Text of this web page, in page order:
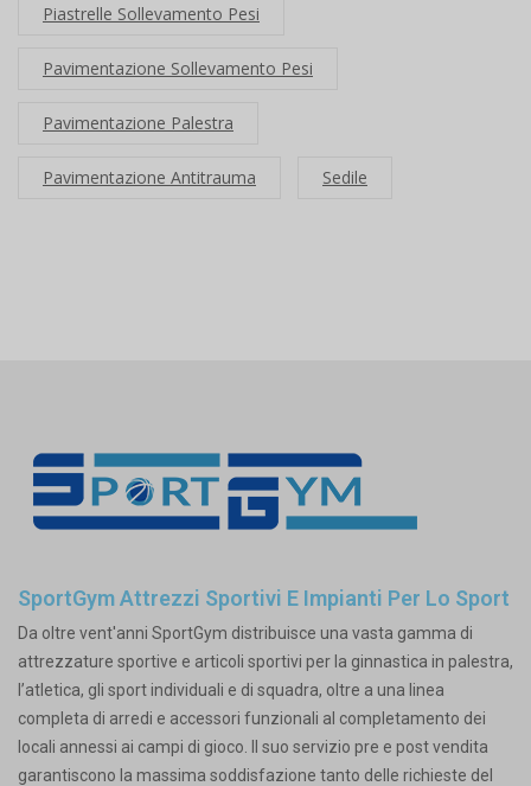
Piastrelle Sollevamento Pesi
Pavimentazione Sollevamento Pesi
Pavimentazione Palestra
Pavimentazione Antitrauma Sedile
SportGym Attrezzi Sportivi E Impianti Per Lo Sport
Da oltre vent'anni SportGym distribuisce una vasta gamma di
attrezzature sportive e articoli sportivi per la ginnastica in palestra,
l’atletica, gli sport individuali e di squadra, oltre a una linea
completa di arredi e accessori funzionali al completamento dei
locali annessi ai campi di gioco. Il suo servizio pre e post vendita
garantiscono la massima soddisfazione tanto delle richieste del